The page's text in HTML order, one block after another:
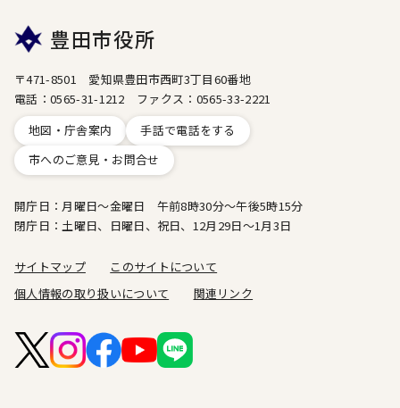
豊田市役所
〒471-8501 愛知県豊田市西町3丁目60番地
電話：0565-31-1212 ファクス：0565-33-2221
地図・庁舎案内
手話で電話をする
市へのご意見・お問合せ
開庁日：月曜日～金曜日 午前8時30分～午後5時15分
閉庁日：土曜日、日曜日、祝日、12月29日～1月3日
サイトマップ
このサイトについて
個人情報の取り扱いについて
関連リンク